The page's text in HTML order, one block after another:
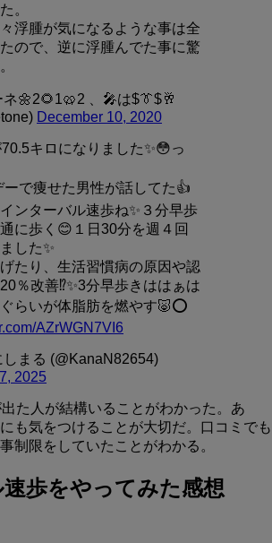
。
浮腫が気になるような事は全
ので、逆に浮腫んでた事に驚
🌼2🌻1🥨2 、🎤は$👔$🥂
December 10, 2020
キロになりました✨😳っ
ーで痩せた男性が話してた👍
ンターバル速歩ね✨３分早歩
に歩く😊１日30分を週４回
した✨
たり、生活習慣病の原因や認
％改善⁉️✨3分早歩きははぁは
らいが体脂肪を燃やす🐷⭕
AZrWGN7VI6
まる (@KanaN82654)
2025
た人が結構いることがわかった。あ
も気をつけることが大切だ。口コミでも
制限をしていたことがわかる。
歩をやってみた感想